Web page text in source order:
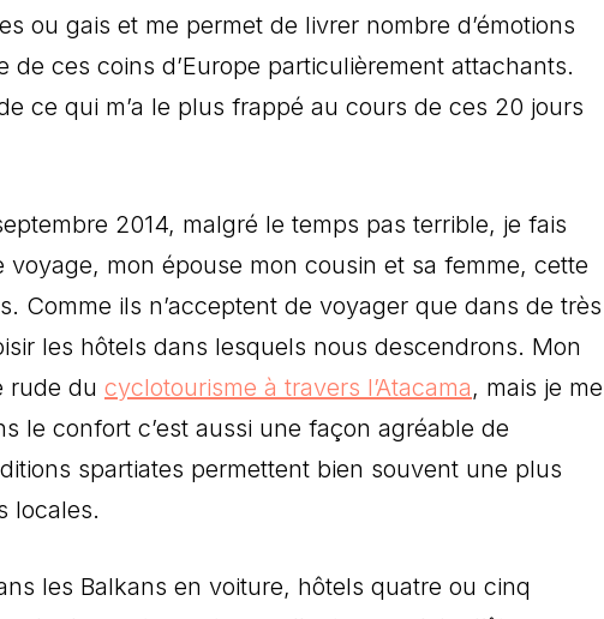
ou gais et me permet de livrer nombre d’émotions
ces coins d’Europe particulièrement attachants.
ce qui m’a le plus frappé au cours de ces 20 jours
2014, malgré le temps pas terrible, je fais
mon épouse mon cousin et sa femme, cette
Comme ils n’acceptent de voyager que dans de très
les hôtels dans lesquels nous descendrons. Mon
rude du cyclotourisme à travers l’Atacama, mais je me
le confort c’est aussi une façon agréable de
spartiates permettent bien souvent une plus
locales.
les Balkans en voiture, hôtels quatre ou cinq